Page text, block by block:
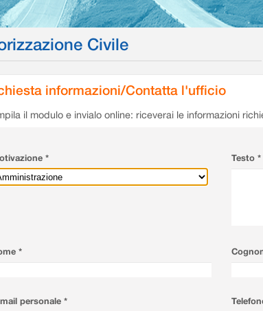
Civile
informazioni/Contatta l'ufficio
il modulo e invialo online: riceverai le informazioni
* Testo *
*
personale *